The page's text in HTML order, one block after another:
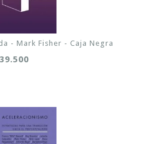
- Mark Fisher - Caja Negra